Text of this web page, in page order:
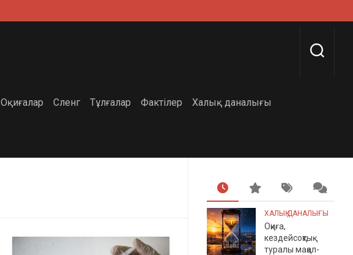
Оқиғалар Сленг Тұлғалар Фактілер Халық даналығы
ХАЛЫҚ ДАНАЛЫҒЫ
Оқиға,
кездейсоқтық
туралы мақал-